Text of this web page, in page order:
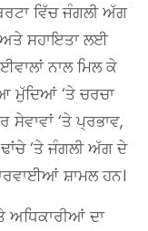
ਵਿੱਚ ਜੰਗਲੀ ਅੱਗ
ਅਤੇ ਸਹਾਇਤਾ ਲਈ
ਨਾਲ ਮਿਲ ਕੇ
ਮੁੱਦਿਆਂ ‘ਤੇ ਚਰਚਾ
ਸੇਵਾਵਾਂ ‘ਤੇ ਪ੍ਰਭਾਵ,
‘ਤੇ ਜੰਗਲੀ ਅੱਗ ਦੇ
ਸ਼ਾਮਲ ਹਨ।
ਅਧਿਕਾਰੀਆਂ ਦਾ